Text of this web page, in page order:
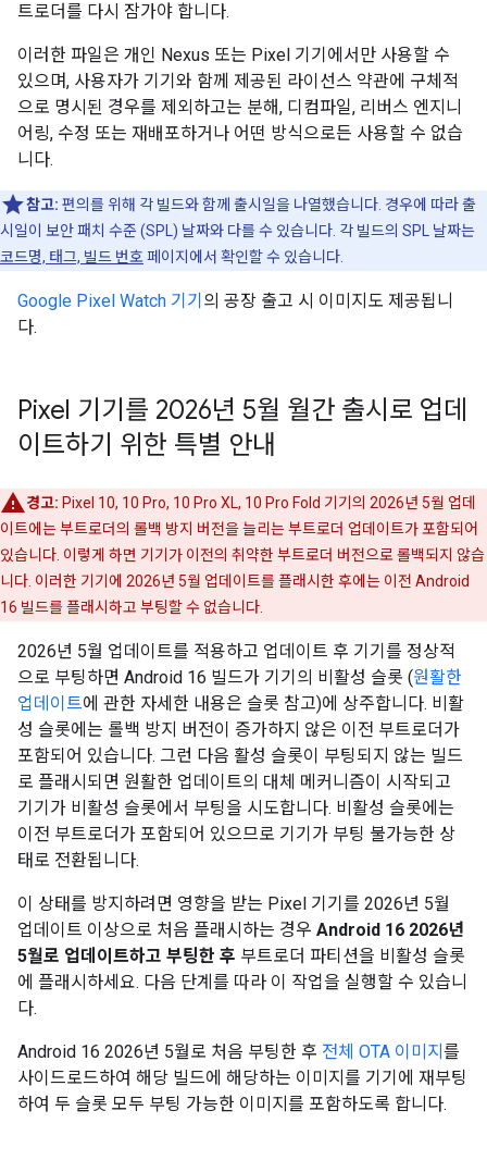
트로더를 다시 잠가야 합니다.
이러한 파일은 개인 Nexus 또는 Pixel 기기에서만 사용할 수
있으며, 사용자가 기기와 함께 제공된 라이선스 약관에 구체적
으로 명시된 경우를 제외하고는 분해, 디컴파일, 리버스 엔지니
어링, 수정 또는 재배포하거나 어떤 방식으로든 사용할 수 없습
니다.
참고: 편의를 위해 각 빌드와 함께 출시일을 나열했습니다. 경우에 따라 출
시일이 보안 패치 수준 (SPL) 날짜와 다를 수 있습니다. 각 빌드의 SPL 날짜는
코드명, 태그, 빌드 번호 페이지에서 확인할 수 있습니다.
Google Pixel Watch 기기 의 공장 출고 시 이미지도 제공됩니
다.
Pixel 기기를 2026년 5월 월간 출시로 업데
이트하기 위한 특별 안내
경고: Pixel 10, 10 Pro, 10 Pro XL, 10 Pro Fold 기기의 2026년 5월 업데
이트에는 부트로더의 롤백 방지 버전을 늘리는 부트로더 업데이트가 포함되어
있습니다. 이렇게 하면 기기가 이전의 취약한 부트로더 버전으로 롤백되지 않습
니다. 이러한 기기에 2026년 5월 업데이트를 플래시한 후에는 이전 Android
16 빌드를 플래시하고 부팅할 수 없습니다.
2026년 5월 업데이트를 적용하고 업데이트 후 기기를 정상적
으로 부팅하면 Android 16 빌드가 기기의 비활성 슬롯 (원활한
업데이트에 관한 자세한 내용은 슬롯 참고)에 상주합니다. 비활
성 슬롯에는 롤백 방지 버전이 증가하지 않은 이전 부트로더가
포함되어 있습니다. 그런 다음 활성 슬롯이 부팅되지 않는 빌드
로 플래시되면 원활한 업데이트의 대체 메커니즘이 시작되고
기기가 비활성 슬롯에서 부팅을 시도합니다. 비활성 슬롯에는
이전 부트로더가 포함되어 있으므로 기기가 부팅 불가능한 상
태로 전환됩니다.
이 상태를 방지하려면 영향을 받는 Pixel 기기를 2026년 5월
업데이트 이상으로 처음 플래시하는 경우 Android 16 2026년
5월로 업데이트하고 부팅한 후 부트로더 파티션을 비활성 슬롯
에 플래시하세요. 다음 단계를 따라 이 작업을 실행할 수 있습니
다.
Android 16 2026년 5월로 처음 부팅한 후 전체 OTA 이미지 를
사이드로드하여 해당 빌드에 해당하는 이미지를 기기에 재부팅
하여 두 슬롯 모두 부팅 가능한 이미지를 포함하도록 합니다.